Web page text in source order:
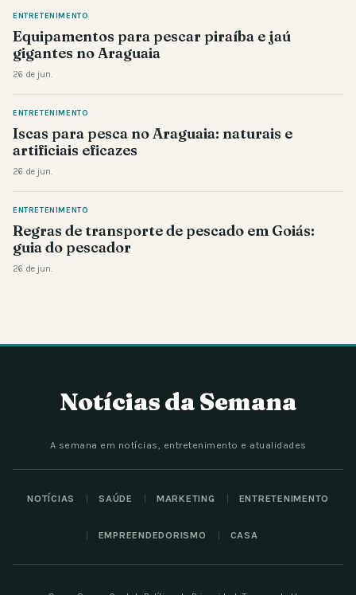
ENTRETENIMENTO
Equipamentos para pescar piraíba e jaú
gigantes no Araguaia
26 de jun.
ENTRETENIMENTO
Iscas para pesca no Araguaia: naturais e
artificiais eficazes
26 de jun.
ENTRETENIMENTO
Regras de transporte de pescado em Goiás:
guia do pescador
26 de jun.
Notícias da Semana
A semana em notícias, entretenimento e atualidades
NOTÍCIAS SAÚDE MARKETING ENTRETENIMENTO
EMPREENDEDORISMO CASA